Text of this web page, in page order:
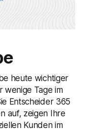
heute wichtiger
wenige Tage im
Entscheider 365
auf, zeigen Ihre
Kunden im